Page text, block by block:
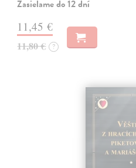
Zasielame do 12 dní
11,45 €
11,80 € ?